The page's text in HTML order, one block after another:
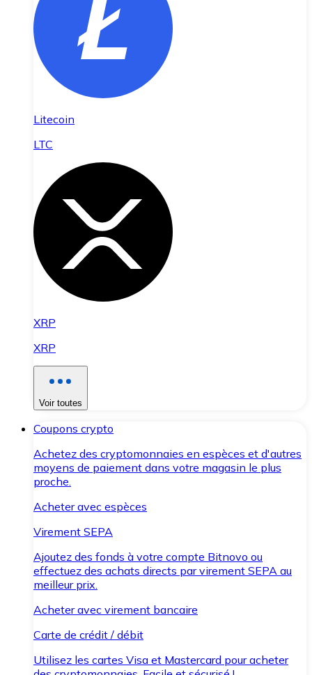
Litecoin
LTC
XRP
XRP
Voir toutes
Coupons crypto
Achetez des cryptomonnaies en espèces et d'autres
moyens de paiement dans votre magasin le plus
proche.
Acheter avec espèces
Virement SEPA
Ajoutez des fonds à votre compte Bitnovo ou
effectuez des achats directs par virement SEPA au
meilleur prix.
Acheter avec virement bancaire
Carte de crédit / débit
Utilisez les cartes Visa et Mastercard pour acheter